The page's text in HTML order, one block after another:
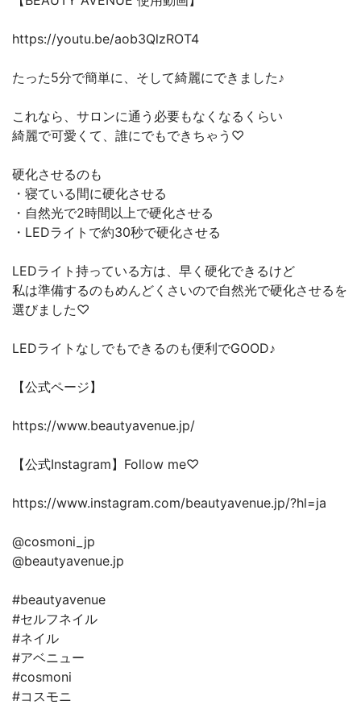
https://youtu.be/aob3QlzROT4
たった5分で簡単に、そして綺麗にできました♪
これなら、サロンに通う必要もなくなるくらい
綺麗で可愛くて、誰にでもできちゃう♡
硬化させるのも
・寝ている間に硬化させる
・自然光で2時間以上で硬化させる
・LEDライトで約30秒で硬化させる
LEDライト持っている方は、早く硬化できるけど
私は準備するのもめんどくさいので自然光で硬化させるを
選びました♡
LEDライトなしでもできるのも便利でGOOD♪
【公式ページ】
https://www.beautyavenue.jp/
【公式Instagram】Follow me♡
https://www.instagram.com/beautyavenue.jp/?hl=ja
@cosmoni_jp
@beautyavenue.jp
#beautyavenue
#セルフネイル
#ネイル
#アベニュー
#cosmoni
#コスモニ